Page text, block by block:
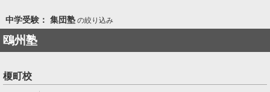
中学受験： 集団塾の絞り込み
鴎州塾
榎町校